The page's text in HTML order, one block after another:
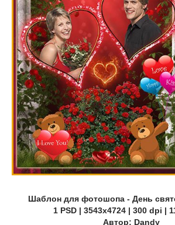
Шаблон для фотошопа - День
1 PSD | 3543x4724 | 300 dpi |
Автор: Dandy